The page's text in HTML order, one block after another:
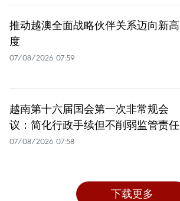
推动越澳全面战略伙伴关系迈向新高
度
07/08/2026 07:59
越南第十六届国会第一次非常规会
议：简化行政手续但不削弱监管责任
07/08/2026 07:58
下载更多